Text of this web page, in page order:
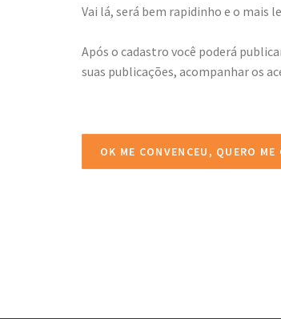
Vai lá, será bem rapidinho e o mais
Após o cadastro você poderá
suas publicações, acompanhar os
OK ME CONVENCEU, QUERO ME